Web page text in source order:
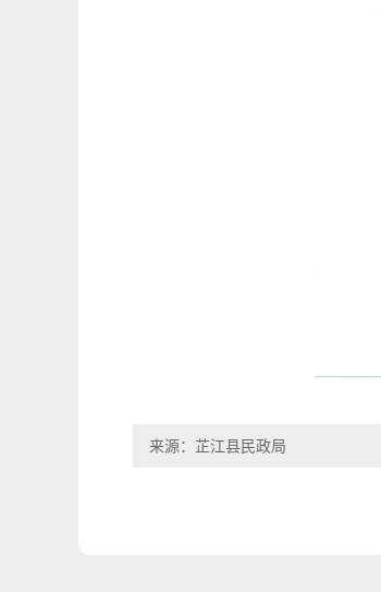
来源：芷江县民政局